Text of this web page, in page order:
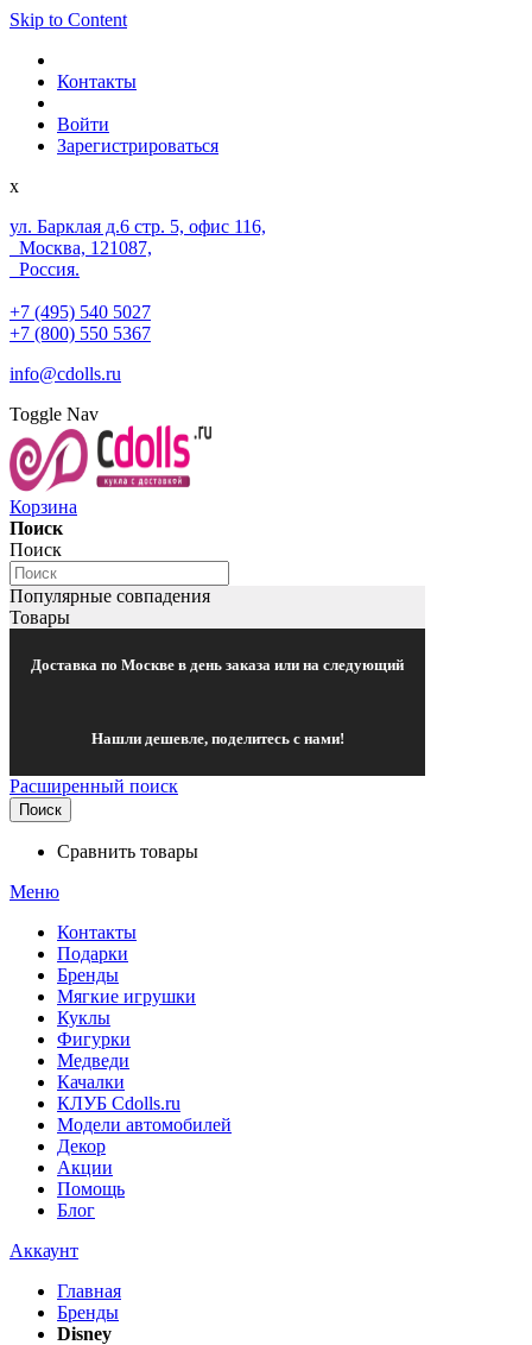
Skip to Content
Контакты
Войти
Зарегистрироваться
x
ул. Барклая д.6 стр. 5, офис 116,
Москва, 121087,
Россия.
+7 (495) 540 5027
+7 (800) 550 5367
info@cdolls.ru
Toggle Nav
Корзина
Поиск
Поиск
Популярные совпадения
Товары
Доставка по Москве в день заказа или на следующий
Нашли дешевле, поделитесь с нами!
Расширенный поиск
Поиск
Сравнить товары
Меню
Контакты
Подарки
Бренды
Мягкие игрушки
Куклы
Фигурки
Медведи
Качалки
КЛУБ Cdolls.ru
Модели автомобилей
Декор
Акции
Помощь
Блог
Аккаунт
Главная
Бренды
Disney